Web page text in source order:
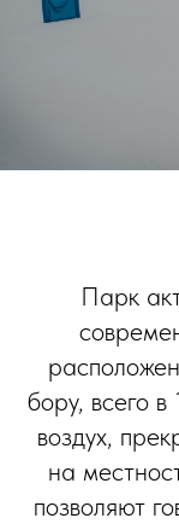
Парк
бору, всего
воздух,
на
позволяют